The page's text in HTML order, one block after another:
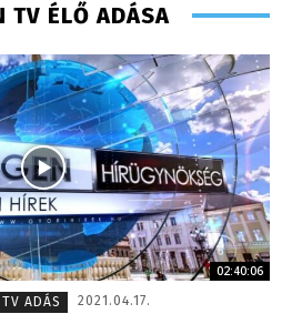
TV ÉLŐ ADÁSA
02:40:06
ADÁS
2021.04.17.